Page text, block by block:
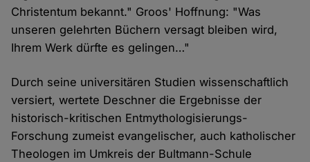
Christentum bekannt." Groos' Hoffnung: "Was
unseren gelehrten Büchern versagt bleiben wird,
Ihrem Werk dürfte es gelingen…"
Durch seine universitären Studien wissenschaftlich
versiert, wertete Deschner die Ergebnisse der
historisch-kritischen Entmythologisierungs-
Forschung zumeist evangelischer, auch katholischer
Theologen im Umkreis der Bultmann-Schule